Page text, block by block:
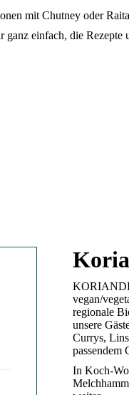
mit Chutney oder
einfach, die Rezepte
vegan/
regionale
unsere
Currys,
passendem
In Koch-